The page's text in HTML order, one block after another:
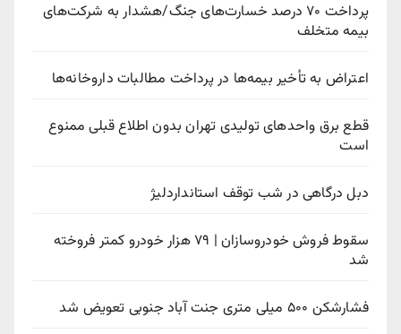
پرداخت ۷۰ درصد خسارت‌های جنگ/هشدار به شرکت‌های
متخلف
به تأخیر بیمه‌ها در پرداخت مطالبات داروخانه‌ها
برق واحدهای تولیدی تهران بدون اطلاع قبلی ممنوع
درگاهی در شب توقف استانداردلیژ
سقوط فروش خودروسازان | ۷۹ هزار خودرو کمتر فروخته
۵۰۰ میلی متری جنت آباد جنوبی تعویض شد